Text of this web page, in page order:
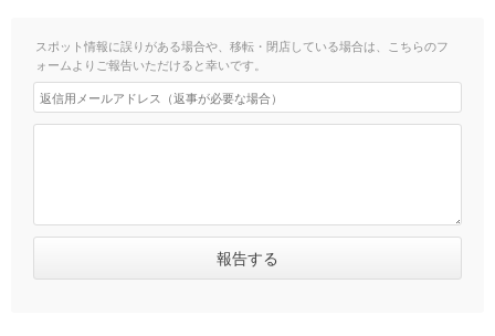
スポット情報に誤りがある場合や、移転・閉店している場合は、こちらのフ
ォームよりご報告いただけると幸いです。